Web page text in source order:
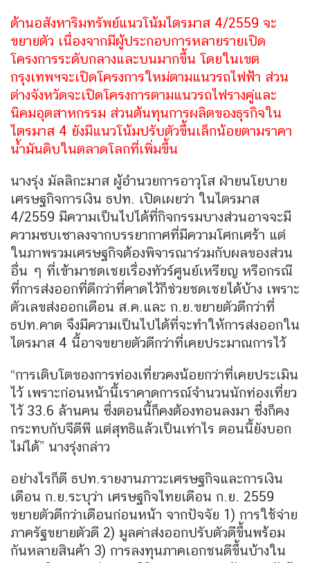
ด้านอสังหาริมทรัพย์แนวโน้มไตรมาส 4/2559 จะ
ขยายตัว เนื่องจากมีผู้ประกอบการหลายรายเปิด
โครงการระดับกลางและบนมากขึ้น โดยในเขต
กรุงเทพฯจะเปิดโครงการใหม่ตามแนวรถไฟฟ้า ส่วน
ต่างจังหวัดจะเปิดโครงการตามแนวรถไฟรางคู่และ
นิคมอุตสาหกรรม ส่วนต้นทุนการผลิตของธุรกิจใน
ไตรมาส 4 ยังมีแนวโน้มปรับตัวขึ้นเล็กน้อยตามราคา
น้ำมันดิบในตลาดโลกที่เพิ่มขึ้น
นางรุ่ง มัลลิกะมาส ผู้อำนวยการอาวุโส ฝ่ายนโยบาย
เศรษฐกิจการเงิน ธปท. เปิดเผยว่า ในไตรมาส
4/2559 มีความเป็นไปได้ที่กิจกรรมบางส่วนอาจจะมี
ความซบเซาลงจากบรรยากาศที่มีความโศกเศร้า แต่
ในภาพรวมเศรษฐกิจต้องพิจารณาร่วมกับผลของส่วน
อื่น ๆ ที่เข้ามาชดเชยเรื่องทัวร์ศูนย์เหรียญ หรือกรณี
ที่การส่งออกที่ดีกว่าที่คาดไว้ก็ช่วยชดเชยได้บ้าง เพราะ
ตัวเลขส่งออกเดือน ส.ค.และ ก.ย.ขยายตัวดีกว่าที่
ธปท.คาด จึงมีความเป็นไปได้ที่จะทำให้การส่งออกใน
ไตรมาส 4 นี้อาจขยายตัวดีกว่าที่เคยประมาณการไว้
“การเติบโตของการท่องเที่ยวคงน้อยกว่าที่เคยประเมิน
ไว้ เพราะก่อนหน้านี้เราคาดการณ์จำนวนนักท่องเที่ยว
ไว้ 33.6 ล้านคน ซึ่งตอนนี้ก็คงต้องทอนลงมา ซึ่งก็คง
กระทบกับจีดีพี แต่สุทธิแล้วเป็นเท่าไร ตอนนี้ยังบอก
ไม่ได้” นางรุ่งกล่าว
อย่างไรก็ดี ธปท.รายงานภาวะเศรษฐกิจและการเงิน
เดือน ก.ย.ระบุว่า เศรษฐกิจไทยเดือน ก.ย. 2559
ขยายตัวดีกว่าเดือนก่อนหน้า จากปัจจัย 1) การใช้จ่าย
ภาครัฐขยายตัวดี 2) มูลค่าส่งออกปรับตัวดีขึ้นพร้อม
กันหลายสินค้า 3) การลงทุนภาคเอกชนดีขึ้นบ้างใน